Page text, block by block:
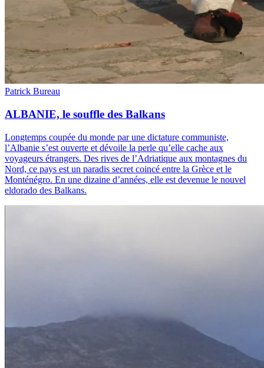
Patrick Bureau
ALBANIE, le souffle des Balkans
Longtemps coupée du monde par une dictature communiste,
l’Albanie s’est ouverte et dévoile la perle qu’elle cache aux
voyageurs étrangers. Des rives de l’Adriatique aux montagnes du
Nord, ce pays est un paradis secret coincé entre la Grèce et le
Monténégro. En une dizaine d’années, elle est devenue le nouvel
eldorado des Balkans.